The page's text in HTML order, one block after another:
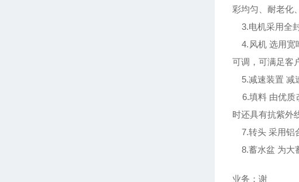
彩均匀、耐老化
3.电机采用全
4.风机 选用宽
可调，可满足客
5.减速装置 减
6.填料 由优质
时还具有抗紫外
7.转头 采用铝
8.蓄水盆 为大
业务：谢